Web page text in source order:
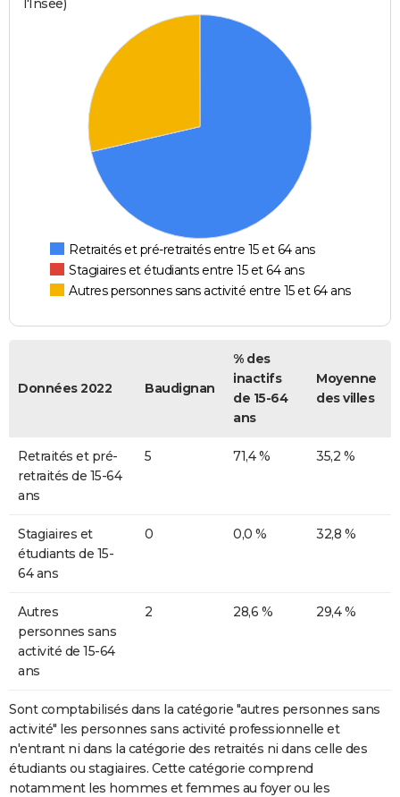
l'Insee)
Retraités et pré-retraités entre 15 et 64 ans
Stagiaires et étudiants entre 15 et 64 ans
Autres personnes sans activité entre 15 et 64 ans
Données 2022 Baudignan
% des
inactifs
de 15-64
ans
Moyenne
des villes
Retraités et pré-
retraités de 15-64
ans
5 71,4 % 35,2 %
Stagiaires et
étudiants de 15-
64 ans
0 0,0 % 32,8 %
Autres
personnes sans
activité de 15-64
ans
2 28,6 % 29,4 %
Sont comptabilisés dans la catégorie "autres personnes sans
activité" les personnes sans activité professionnelle et
n'entrant ni dans la catégorie des retraités ni dans celle des
étudiants ou stagiaires. Cette catégorie comprend
notamment les hommes et femmes au foyer ou les